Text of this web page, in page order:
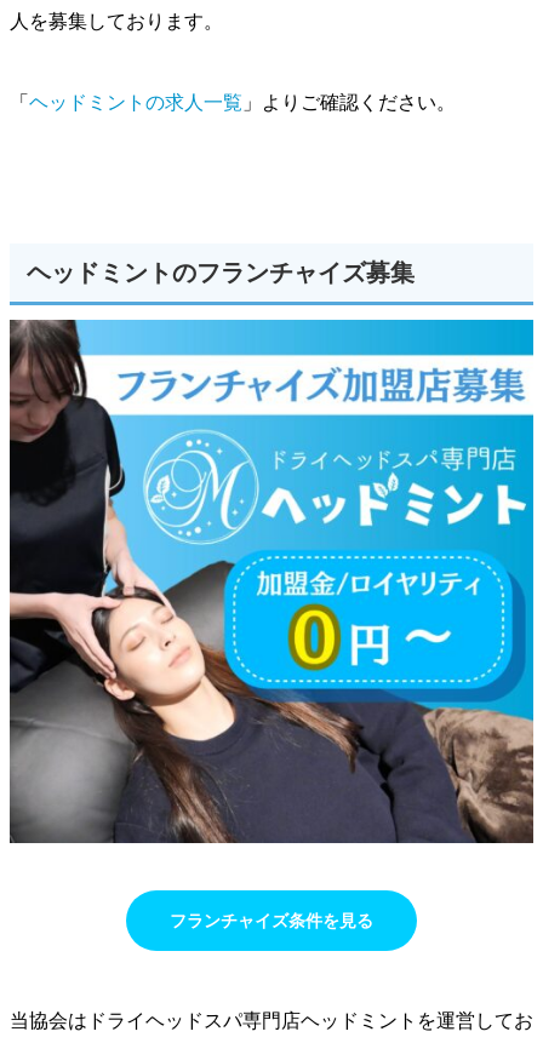
人を募集しております。
「 ヘッドミントの求人一覧 」よりご確認ください。
ヘッドミントのフランチャイズ募集
フランチャイズ条件を見る
当協会はドライヘッドスパ専門店ヘッドミントを運営してお